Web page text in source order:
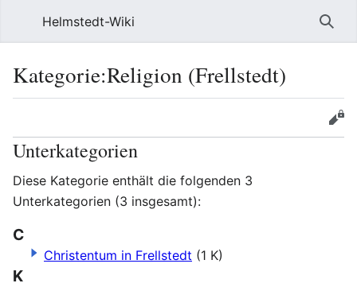
Helmstedt-Wiki
Kategorie:Religion (Frellstedt)
Unterkategorien
Diese Kategorie enthält die folgenden 3
Unterkategorien (3 insgesamt):
C
Christentum in Frellstedt (1 K)
K